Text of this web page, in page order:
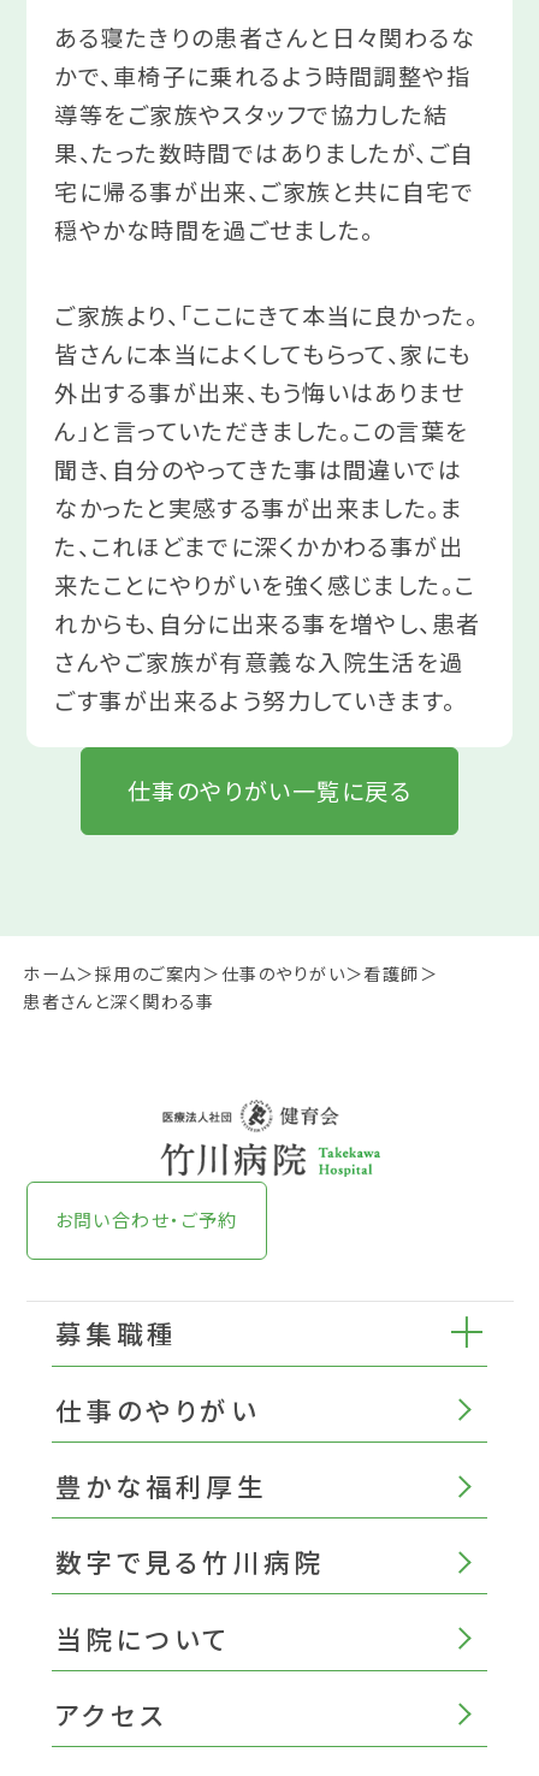
ホーム 採用のご案内 仕事のやりがい
看護師
患者さんと深く関わる事
ある寝たきりの患者さんと日々関わるな
かで、車椅子に乗れるよう時間調整や指
導等をご家族やスタッフで協力した結
果、たった数時間ではありましたが、ご自
宅に帰る事が出来、ご家族と共に自宅で
穏やかな時間を過ごせました。
ご家族より、「ここにきて本当に良かった。
皆さんに本当によくしてもらって、家にも
外出する事が出来、もう悔いはありませ
ん」と言っていただきました。この言葉を
聞き、自分のやってきた事は間違いでは
なかったと実感する事が出来ました。ま
た、これほどまでに深くかかわる事が出
来たことにやりがいを強く感じました。こ
れからも、自分に出来る事を増やし、患者
さんやご家族が有意義な入院生活を過
ごす事が出来るよう努力していきます。
仕事のやりがい一覧に戻る
お問い合わせ・ご予約
募集職種
仕事のやりがい
豊かな福利厚生
数字で見る竹川病院
当院について
アクセス